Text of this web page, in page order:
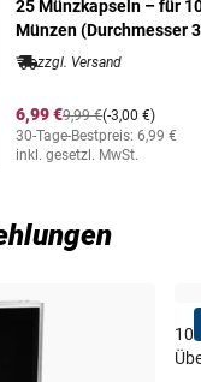
Stück
25 Münzkapseln – für
Münzen (Durchmesser
zzgl. Versand
6,99 € (-3,00 €)
9,99 €
30-Tage-Bestpreis: 6,99 €
inkl. gesetzl. MwSt.